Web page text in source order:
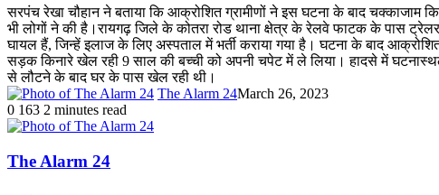
सरपंच रेखा चौहान ने बताया कि आक्रोशित ग्रामीणों ने इस घटना के बाद चक्काजाम
भी लोगों ने की है।रायगढ़ जिले के कोतरा रोड थाना क्षेत्र के रेलवे फाटक के पास
घायल हैं, जिन्हें इलाज के लिए अस्पताल में भर्ती कराया गया है। घटना के बाद
सड़क किनारे खेल रही 9 साल की बच्ची को अपनी चपेट में ले लिया। हादसे में घटनास्थल
से लौटने के बाद घर के पास खेल रही थी।
The Alarm 24March 26, 2023
0 163 2 minutes read
The Alarm 24